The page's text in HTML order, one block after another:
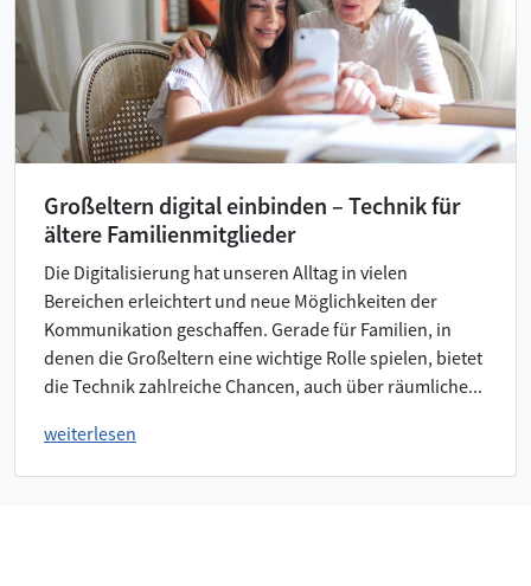
Großeltern digital einbinden – Technik für
ältere Familienmitglieder
Die Digitalisierung hat unseren Alltag in vielen
Bereichen erleichtert und neue Möglichkeiten der
Kommunikation geschaffen. Gerade für Familien, in
denen die Großeltern eine wichtige Rolle spielen, bietet
die Technik zahlreiche Chancen, auch über räumliche...
weiterlesen